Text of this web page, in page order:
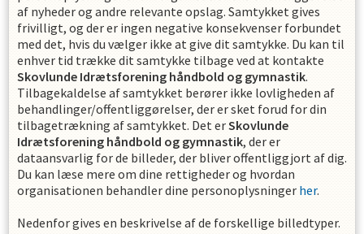
af nyheder og andre relevante opslag. Samtykket gives
frivilligt, og der er ingen negative konsekvenser forbundet
med det, hvis du vælger ikke at give dit samtykke. Du kan til
enhver tid trække dit samtykke tilbage ved at kontakte
Skovlunde Idrætsforening håndbold og gymnastik.
Tilbagekaldelse af samtykket berører ikke lovligheden af
behandlinger/offentliggørelser, der er sket forud for din
tilbagetrækning af samtykket. Det erSkovlunde
Idrætsforening håndbold og gymnastik, der er
dataansvarlig for de billeder, der bliver offentliggjort af dig.
Du kan læse mere om dine rettigheder og hvordan
organisationen behandler dine personoplysninger her.
Nedenfor gives en beskrivelse af de forskellige billedtyper.